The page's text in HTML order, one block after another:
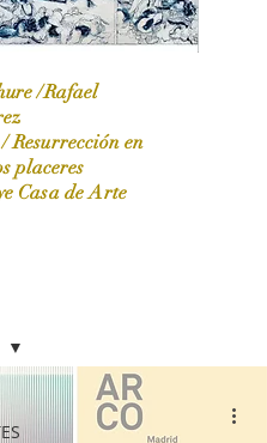
31 / Marzo-Abril / 2024
/Rafael
/Resurrección en
placeres
Casa de Arte